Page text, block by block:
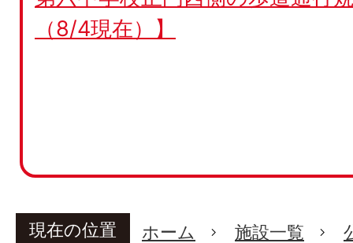
（8/4現在）】
現在の位置 ホーム 施設一覧